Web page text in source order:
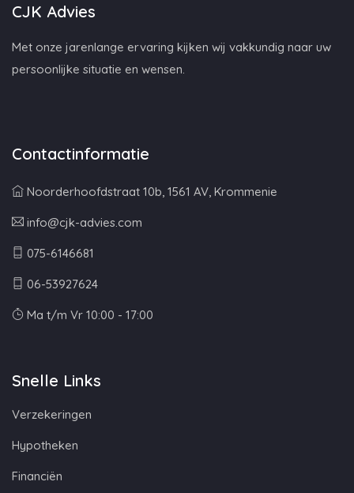
CJK Advies
Met onze jarenlange ervaring kijken wij vakkundig naar uw
persoonlijke situatie en wensen.
Contactinformatie
Noorderhoofdstraat 10b, 1561 AV, Krommenie
info@cjk-advies.com
075-6146681
06-53927624
Ma t/m Vr 10:00 - 17:00
Snelle Links
Verzekeringen
Hypotheken
Financiën